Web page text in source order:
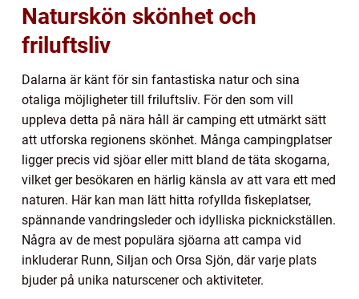
Naturskön skönhet och
friluftsliv
Dalarna är känt för sin fantastiska natur och sina
otaliga möjligheter till friluftsliv. För den som vill
uppleva detta på nära håll är camping ett utmärkt sätt
att utforska regionens skönhet. Många campingplatser
ligger precis vid sjöar eller mitt bland de täta skogarna,
vilket ger besökaren en härlig känsla av att vara ett med
naturen. Här kan man lätt hitta rofyllda fiskeplatser,
spännande vandringsleder och idylliska picknickställen.
Några av de mest populära sjöarna att campa vid
inkluderar Runn, Siljan och Orsa Sjön, där varje plats
bjuder på unika naturscener och aktiviteter.